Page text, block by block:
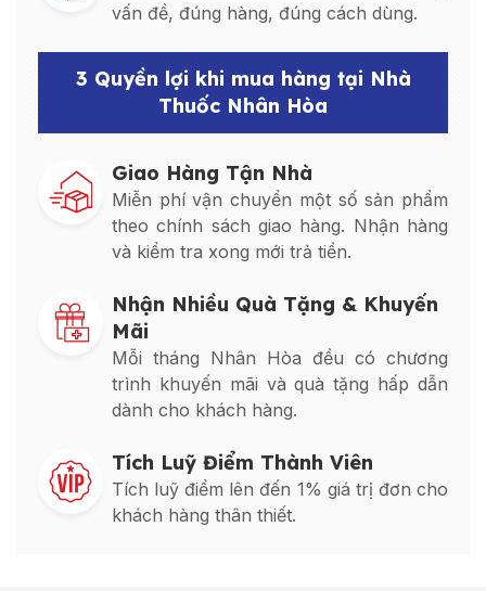
vấn đề, đúng hàng, đúng cách dùng.
3 Quyền lợi khi mua hàng tại Nhà
Thuốc Nhân Hòa
Giao Hàng Tận Nhà
Miễn phí vận chuyển một số sản phẩm
theo chính sách giao hàng. Nhận hàng
và kiểm tra xong mới trả tiền.
Nhận Nhiều Quà Tặng & Khuyến
Mãi
Mỗi tháng Nhân Hòa đều có chương
trình khuyến mãi và quà tặng hấp dẫn
dành cho khách hàng.
Tích Luỹ Điểm Thành Viên
Tích luỹ điểm lên đến 1% giá trị đơn cho
khách hàng thân thiết.